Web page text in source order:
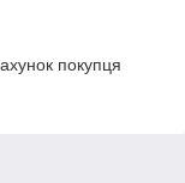
покупця